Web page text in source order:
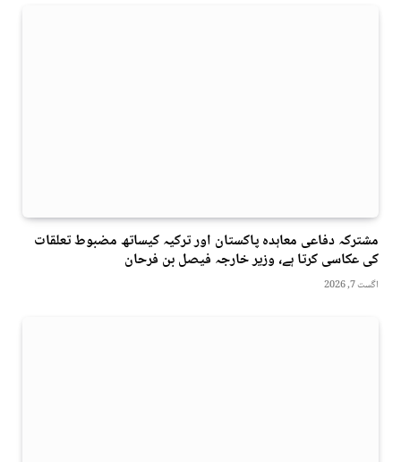
مشترکہ دفاعی معاہدہ پاکستان اور ترکیہ کیساتھ مضبوط تعلقات
کی عکاسی کرتا ہے، وزیر خارجہ فیصل بن فرحان
اگست 7, 2026